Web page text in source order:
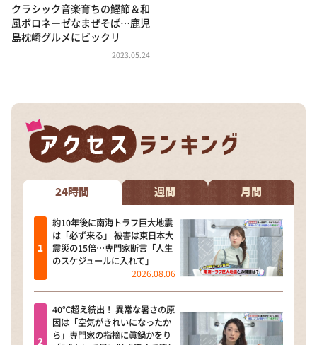
相席食堂
これ余談なんですけど・・・
～人生密着トークバラエティ！～ やすとものいたっ
河合＆A.B.C-Z塚田×福井アナ「なんでやねん！？」
（news おかえり）
DAIGOも台所 ～きょうの献立 何にする？～
本日はダイアンなり！シーズン２
朝だ！生です旅サラダ
教えて！ニュースライブ 正義のミカタ
ＬＩＦＥ～夢のカタチ～
新婚さんいらっしゃい！
ポツンと一軒家
ザキ山小屋本館
クラシック音楽育ちの鰹節＆和
風ボロネーゼなまぜそば…鹿児
島枕崎グルメにビックリ
2023.05.24
24時間 週間 月間
約10年後に南海トラフ巨大地震
は「必ず来る」 被害は東日本大
震災の15倍…専門家断言「人生
のスケジュールに入れて」
2026.08.06
40℃超え続出！ 異常な暑さの原
因は「空気がきれいになったか
ら」専門家の指摘に眞鍋かをり